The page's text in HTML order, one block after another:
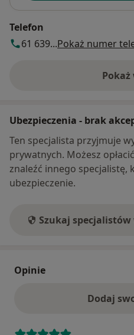
Telefon
61 639...Pokaż numer
Pokaż
Ubezpieczenia - brak
Ten specjalista przyjmuje
prywatnych. Możesz
znaleźć innego specjalistę,
ubezpieczenie.
Szukaj specjalistów
Opinie
Dodaj